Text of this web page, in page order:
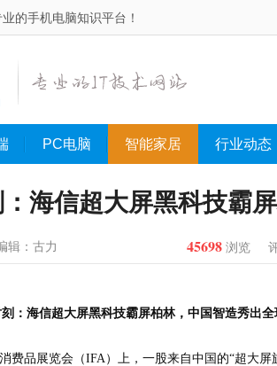
的手机电脑知识平台！
PC电脑 智能家居 行业动态
海信超大屏黑科技霸
辑：古力 45698 浏览
：海信超大屏黑科技霸屏柏林，中国智造秀出
费品展览会（IFA）上，一股来自中国的“超大屏